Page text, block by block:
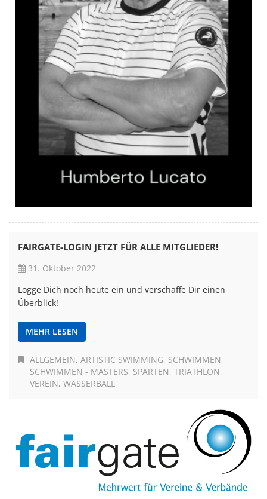
FAIRGATE-LOGIN JETZT FÜR ALLE MITGLIEDER!
31. Oktober 2022
Logge Dich noch heute ein und verschaffe Dir einen
Überblick!
MEHR LESEN
ALLGEMEIN ARTISTIC SWIMMING SCHWIMMEN
SCHWIMMEN - MASTERS SPARTEN TRIATHLON
VEREIN WASSERBALL